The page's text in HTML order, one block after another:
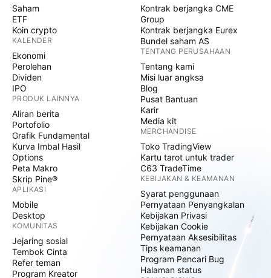
Saham
ETF
Koin crypto
KALENDER
Ekonomi
Perolehan
Dividen
IPO
PRODUK LAINNYA
Aliran berita
Portofolio
Grafik Fundamental
Kurva Imbal Hasil
Options
Peta Makro
Skrip Pine®
APLIKASI
Mobile
Desktop
KOMUNITAS
Jejaring sosial
Tembok Cinta
Refer teman
Program Kreator
Kontrak berjangka CME
Group
Kontrak berjangka Eurex
Bundel saham AS
TENTANG PERUSAHAAN
Tentang kami
Misi luar angksa
Blog
Pusat Bantuan
Karir
Media kit
MERCHANDISE
Toko TradingView
Kartu tarot untuk trader
C63 TradeTime
KEBIJAKAN & KEAMANAN
Syarat penggunaan
Pernyataan Penyangkalan
Kebijakan Privasi
Kebijakan Cookie
Pernyataan Aksesibilitas
Tips keamanan
Program Pencari Bug
Halaman status